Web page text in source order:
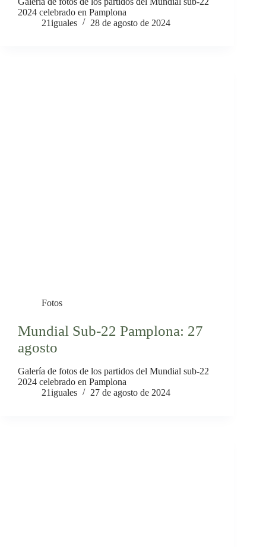
2024 celebrado en Pamplona
21iguales
28 de agosto de 2024
Fotos
Mundial Sub-22 Pamplona: 27
agosto
Galería de fotos de los partidos del Mundial sub-22
2024 celebrado en Pamplona
21iguales
27 de agosto de 2024